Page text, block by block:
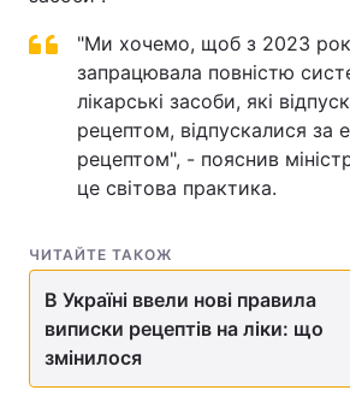
"Ми хочемо, щоб з 2023
запрацювала повністю
лікарські засоби, які
рецептом, відпускалися за
рецептом", - пояснив
це світова практика.
ЧИТАЙТЕ ТАКОЖ
В Україні ввели нові правила
виписки рецептів на ліки: що
змінилося